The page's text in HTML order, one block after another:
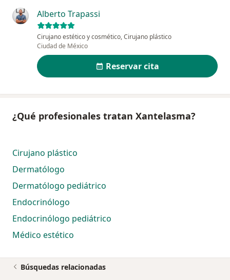
Alberto Trapassi
Cirujano estético y cosmético, Cirujano plástico
Ciudad de México
Reservar cita
¿Qué profesionales tratan Xantelasma?
Cirujano plástico
Dermatólogo
Dermatólogo pediátrico
Endocrinólogo
Endocrinólogo pediátrico
Médico estético
Búsquedas relacionadas